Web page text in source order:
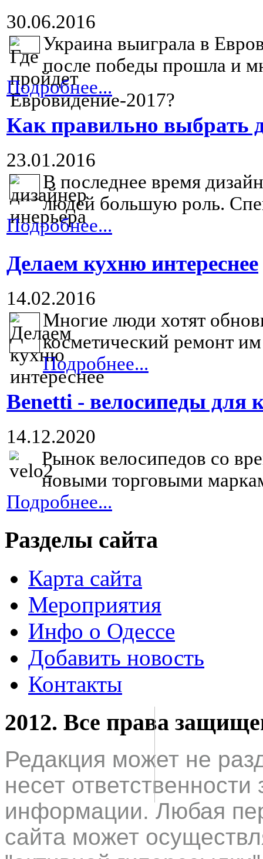
30.06.2016
Украина выиграла в
после победы прошла и
Подробнее...
Как правильно выбрать
23.01.2016
В последнее время
людей большую роль.
Подробнее...
Делаем кухню интереснее
14.02.2016
Многие люди хотят
косметический ремонт
Подробнее...
Benetti - велосипеды для
14.12.2020
Рынок велосипедов со
новыми торговыми
Подробнее...
Разделы сайта
Карта сайта
Мероприятия
Инфо о Одессе
Добавить новость
Контакты
2012. Все права
Редакция может не
несет
информации. Любая
сайта может